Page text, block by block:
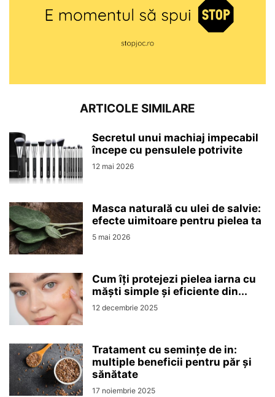
ARTICOLE SIMILARE
Secretul unui machiaj impecabil
începe cu pensulele potrivite
12 mai 2026
Masca naturală cu ulei de salvie:
efecte uimitoare pentru pielea ta
5 mai 2026
Cum îți protejezi pielea iarna cu
măști simple și eficiente din...
12 decembrie 2025
Tratament cu semințe de in:
multiple beneficii pentru păr și
sănătate
17 noiembrie 2025